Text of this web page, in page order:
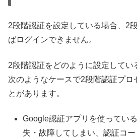
2段階認証を設定している場合、2
ばログインできません。
2段階認証をどのように設定してい
次のようなケースで2段階認証プロ
とがあります。
Google認証アプリを使ってい
失・故障してしまい、認証コ